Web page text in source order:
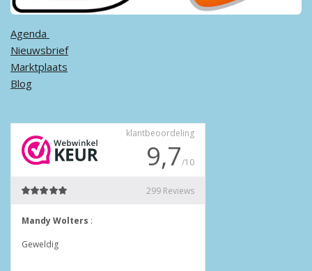
Agenda ​
Nieuwsbrief
Marktplaats
Blog